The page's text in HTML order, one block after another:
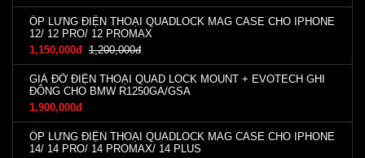
ỐP LƯNG ĐIỆN THOẠI QUADLOCK MAG CASE CHO IPHONE
12/ 12 PRO/ 12 PROMAX
1,150,000đ 1,200,000đ
GIÁ ĐỠ ĐIỆN THOẠI QUAD LOCK MOUNT + EVOTECH GHI
ĐÔNG CHO BMW R1250GA/GSA
1,900,000đ
ỐP LƯNG ĐIỆN THOẠI QUADLOCK MAG CASE CHO IPHONE
14/ 14 PRO/ 14 PROMAX/ 14 PLUS